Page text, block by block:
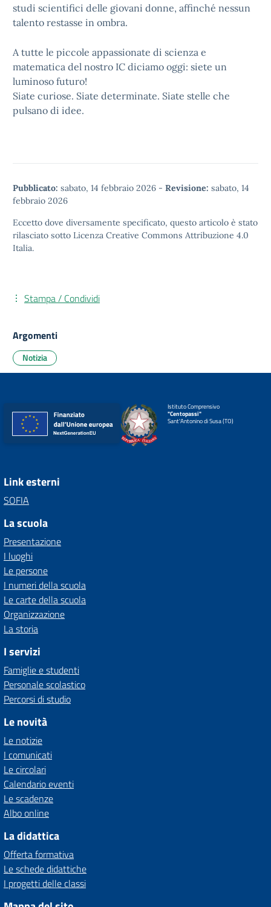
studi scientifici delle giovani donne, affinché nessun
talento restasse in ombra.
A tutte le piccole appassionate di scienza e
matematica del nostro IC diciamo oggi: siete un
luminoso futuro!
Siate curiose. Siate determinate. Siate stelle che
pulsano di idee.
Pubblicato: sabato, 14 febbraio 2026 - Revisione: sabato, 14
febbraio 2026
Eccetto dove diversamente specificato, questo articolo è stato
rilasciato sotto Licenza Creative Commons Attribuzione 4.0
Italia.
Stampa / Condividi
Argomenti
Notizia
Istituto Comprensivo
"Centopassi"
Sant'Antonino di Susa (TO)
Link esterni
SOFIA
La scuola
Presentazione
I luoghi
Le persone
I numeri della scuola
Le carte della scuola
Organizzazione
La storia
I servizi
Famiglie e studenti
Personale scolastico
Percorsi di studio
Le novità
Le notizie
I comunicati
Le circolari
Calendario eventi
Le scadenze
Albo online
La didattica
Offerta formativa
Le schede didattiche
I progetti delle classi